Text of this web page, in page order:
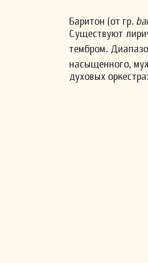
Баритон (от гр.
Существуют
тембром.
насыщенного,
духовых